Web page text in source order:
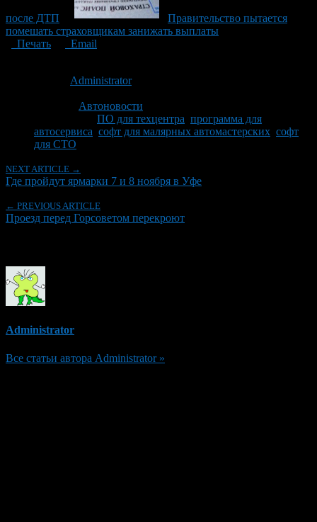
после ДТП
Правительство пытается
помешать страховщикам занижать выплаты
Печать
Email
Administrator
Автоновости
ПО для техцентра программа для
автосервиса софт для малярных автомастерских софт
для СТО
NEXT ARTICLE →
Где пройдут ярмарки 7 и 8 ноября в Уфе
← PREVIOUS ARTICLE
Проезд перед Горсоветом перекроют
Administrator
Все статьи автора Administrator »